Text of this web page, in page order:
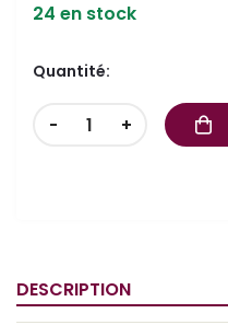
24 en stock
Quantité:
- +
DESCRIPTION